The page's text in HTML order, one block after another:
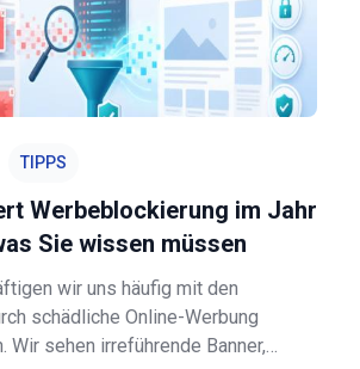
TIPPS
Werbeblockierung im Jahr
Sie wissen müssen
wir uns häufig mit den
schädliche Online-Werbung
Wir sehen irreführende Banner,